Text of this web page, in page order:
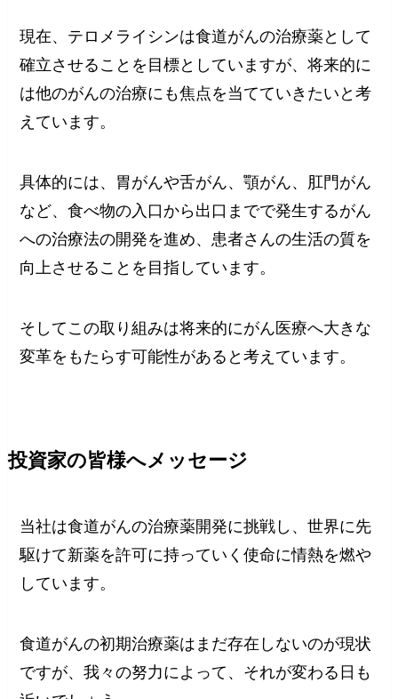
現在、テロメライシンは食道がんの治療薬として
確立させることを目標としていますが、将来的に
は他のがんの治療にも焦点を当てていきたいと考
えています。
具体的には、胃がんや舌がん、顎がん、肛門がん
など、食べ物の入口から出口までで発生するがん
への治療法の開発を進め、患者さんの生活の質を
向上させることを目指しています。
そしてこの取り組みは将来的にがん医療へ大きな
変革をもたらす可能性があると考えています。
投資家の皆様へメッセージ
当社は食道がんの治療薬開発に挑戦し、世界に先
駆けて新薬を許可に持っていく使命に情熱を燃や
しています。
食道がんの初期治療薬はまだ存在しないのが現状
ですが、我々の努力によって、それが変わる日も